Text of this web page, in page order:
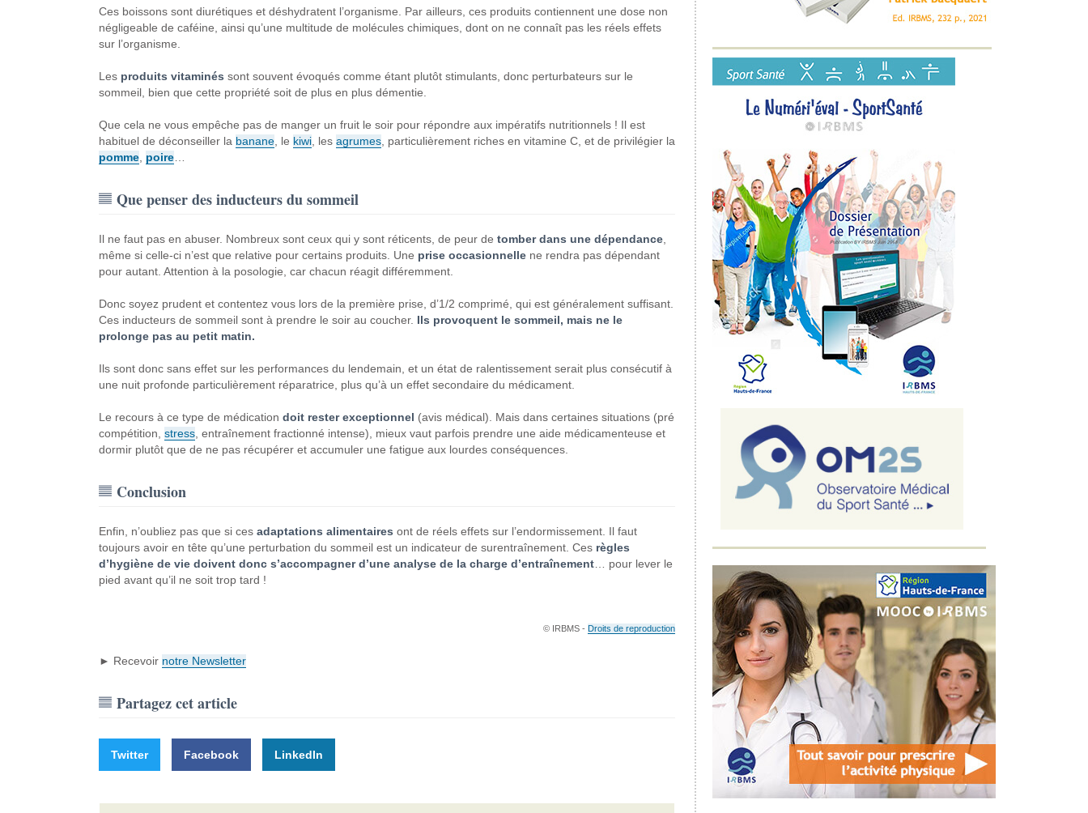
Ces boissons sont diurétiques et déshydratent l’organisme. Par ailleurs, ces produits contiennent une dose non
négligeable de caféine, ainsi qu’une multitude de molécules chimiques, dont on ne connaît pas les réels effets
sur l’organisme.
Les produits vitaminés sont souvent évoqués comme étant plutôt stimulants, donc perturbateurs sur le
sommeil, bien que cette propriété soit de plus en plus démentie.
Que cela ne vous empêche pas de manger un fruit le soir pour répondre aux impératifs nutritionnels ! Il est
habituel de déconseiller la banane, le kiwi, les agrumes, particulièrement riches en vitamine C, et de privilégier la
pomme, poire…
Que penser des inducteurs du sommeil
Il ne faut pas en abuser. Nombreux sont ceux qui y sont réticents, de peur de tomber dans une dépendance,
même si celle-ci n’est que relative pour certains produits. Une prise occasionnellene rendra pas dépendant
pour autant. Attention à la posologie, car chacun réagit différemment.
Donc soyez prudent et contentez vous lors de la première prise, d’1/2 comprimé, qui est généralement suffisant.
Ces inducteurs de sommeil sont à prendre le soir au coucher. Ils provoquent le sommeil, mais ne le
prolonge pas au petit matin.
Ils sont donc sans effet sur les performances du lendemain, et un état de ralentissement serait plus consécutif à
une nuit profonde particulièrement réparatrice, plus qu’à un effet secondaire du médicament.
Le recours à ce type de médication doit rester exceptionnel (avis médical). Mais dans certaines situations (pré
compétition, stress, entraînement fractionné intense), mieux vaut parfois prendre une aide médicamenteuse et
dormir plutôt que de ne pas récupérer et accumuler une fatigue aux lourdes conséquences.
Conclusion
Enfin, n’oubliez pas que si ces adaptations alimentaires ont de réels effets sur l’endormissement. Il faut
toujours avoir en tête qu’une perturbation du sommeil est un indicateur de surentraînement. Ces règles
d’hygiène de vie doivent donc s’accompagner d’une analyse de la charge d’entraînement… pour lever le
pied avant qu’il ne soit trop tard !
© IRBMS - Droits de reproduction
► Recevoir notre Newsletter
Partagez cet article
Twitter Facebook LinkedIn